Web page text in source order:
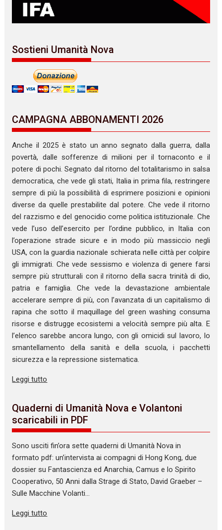
Sostieni Umanità Nova
CAMPAGNA ABBONAMENTI 2026
Anche il 2025 è stato un anno segnato dalla guerra, dalla
povertà, dalle sofferenze di milioni per il tornaconto e il
potere di pochi. Segnato dal ritorno del totalitarismo in salsa
democratica, che vede gli stati, Italia in prima fila, restringere
sempre di più la possibilità di esprimere posizioni e opinioni
diverse da quelle prestabilite dal potere. Che vede il ritorno
del razzismo e del genocidio come politica istituzionale. Che
vede l’uso dell’esercito per l’ordine pubblico, in Italia con
l’operazione strade sicure e in modo più massiccio negli
USA, con la guardia nazionale schierata nelle città per colpire
gli immigrati. Che vede sessismo e violenza di genere farsi
sempre più strutturali con il ritorno della sacra trinità di dio,
patria e famiglia. Che vede la devastazione ambientale
accelerare sempre di più, con l’avanzata di un capitalismo di
rapina che sotto il maquillage del green washing consuma
risorse e distrugge ecosistemi a velocità sempre più alta. E
l’elenco sarebbe ancora lungo, con gli omicidi sul lavoro, lo
smantellamento della sanità e della scuola, i pacchetti
sicurezza e la repressione sistematica.
Leggi tutto
Quaderni di Umanità Nova e Volantoni
scaricabili in PDF
Sono usciti fin’ora sette quaderni di Umanità Nova in
formato pdf: un’intervista ai compagni di Hong Kong, due
dossier su Fantascienza ed Anarchia, Camus e lo Spirito
Cooperativo, 50 Anni dalla Strage di Stato, David Graeber –
Sulle Macchine Volanti…
Leggi tutto